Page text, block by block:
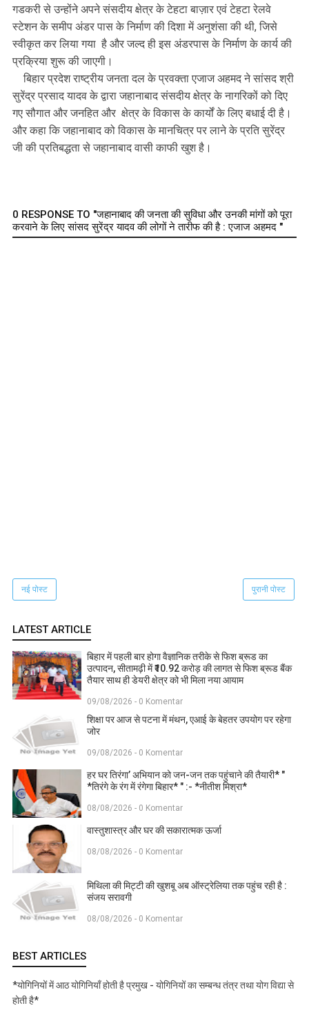
गडकरी से उन्होंने अपने संसदीय क्षेत्र के टेहटा बाज़ार एवं टेहटा रेलवे
स्टेशन के समीप अंडर पास के निर्माण की दिशा में अनुशंसा की थी, जिसे
स्वीकृत कर लिया गया है और जल्द ही इस अंडरपास के निर्माण के कार्य की
प्रक्रिया शुरू की जाएगी।
बिहार प्रदेश राष्ट्रीय जनता दल के प्रवक्ता एजाज अहमद ने सांसद श्री
सुरेंद्र प्रसाद यादव के द्वारा जहानाबाद संसदीय क्षेत्र के नागरिकों को दिए
गए सौगात और जनहित और क्षेत्र के विकास के कार्यों के लिए बधाई दी है।
और कहा कि जहानाबाद को विकास के मानचित्र पर लाने के प्रति सुरेंद्र
जी की प्रतिबद्धता से जहानाबाद वासी काफी खुश है।
0 RESPONSE TO "जहानाबाद की जनता की सुविधा और उनकी मांगों को पूरा
करवाने के लिए सांसद सुरेंद्र यादव की लोगों ने तारीफ की है : एजाज अहमद "
नई पोस्ट पुरानी पोस्ट
LATEST ARTICLE
बिहार में पहली बार होगा वैज्ञानिक तरीके से फिश ब्रूड का
उत्पादन, सीतामढ़ी में ₹10.92 करोड़ की लागत से फिश ब्रूड बैंक
तैयार साथ ही डेयरी क्षेत्र को भी मिला नया आयाम
09/08/2026 - 0 Komentar
शिक्षा पर आज से पटना में मंथन, एआई के बेहतर उपयोग पर रहेगा
जोर
09/08/2026 - 0 Komentar
हर घर तिरंगा’ अभियान को जन-जन तक पहुंचाने की तैयारी* "
*तिरंगे के रंग में रंगेगा बिहार* " :- *नीतीश मिश्रा*
08/08/2026 - 0 Komentar
वास्तुशास्त्र और घर की सकारात्मक ऊर्जा
08/08/2026 - 0 Komentar
मिथिला की मिट्टी की खुशबू अब ऑस्ट्रेलिया तक पहुंच रही है :
संजय सरावगी
08/08/2026 - 0 Komentar
BEST ARTICLES
*योगिनियों में आठ योगिनियाँ होती है प्रमुख - योगिनियों का सम्बन्ध तंत्र तथा योग विद्या से
होती है*